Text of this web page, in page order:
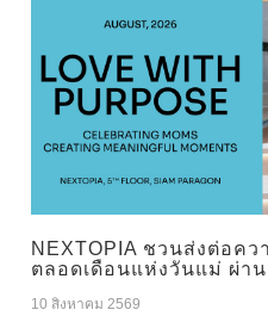
NEXTOPIA ชวนส่งต่อค
ตลอดเดือนแห่งวันแม่ ผ่าน
10 สิงหาคม 2569